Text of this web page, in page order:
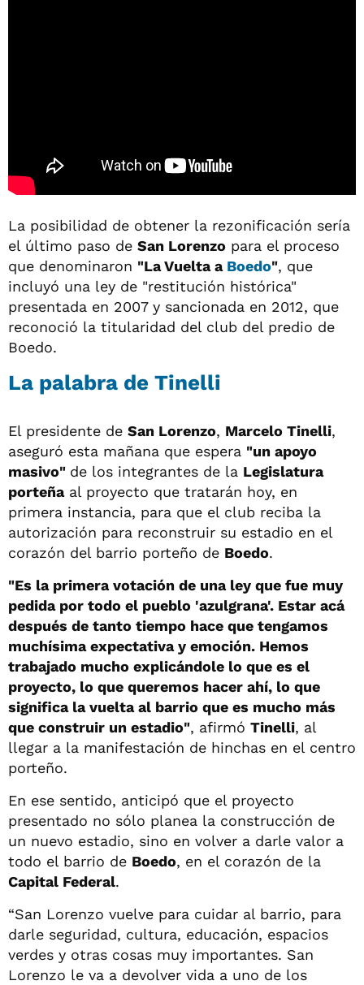
La posibilidad de obtener la rezonificación sería
el último paso de San Lorenzo para el proceso
que denominaron "La Vuelta a Boedo", que
incluyó una ley de "restitución histórica"
presentada en 2007 y sancionada en 2012, que
reconoció la titularidad del club del predio de
Boedo.
La palabra de Tinelli
El presidente de San Lorenzo, Marcelo Tinelli,
aseguró esta mañana que espera "un apoyo
masivo" de los integrantes de la Legislatura
porteñaal proyecto que tratarán hoy, en
primera instancia, para que el club reciba la
autorización para reconstruir su estadio en el
corazón del barrio porteño de Boedo.
"Es la primera votación de una ley que fue muy
pedida por todo el pueblo 'azulgrana'. Estar acá
después de tanto tiempo hace que tengamos
muchísima expectativa y emoción. Hemos
trabajado mucho explicándole lo que es el
proyecto, lo que queremos hacer ahí, lo que
significa la vuelta al barrio que es mucho más
que construir un estadio", afirmó Tinelli, al
llegar a la manifestación de hinchas en el centro
porteño.
En ese sentido, anticipó que el proyecto
presentado no sólo planea la construcción de
un nuevo estadio, sino en volver a darle valor a
todo el barrio de Boedo, en el corazón de la
Capital Federal.
“San Lorenzo vuelve para cuidar al barrio, para
darle seguridad, cultura, educación, espacios
verdes y otras cosas muy importantes. San
Lorenzo le va a devolver vida a uno de los